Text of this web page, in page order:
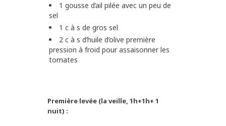
1 gousse d’ail pilée avec un peu de
sel
1 c à s de gros sel
2 c à s d’huile d’olive première
pression à froid pour assaisonner les
tomates
Première levée (la veille, 1h+1h+ 1
nuit) :